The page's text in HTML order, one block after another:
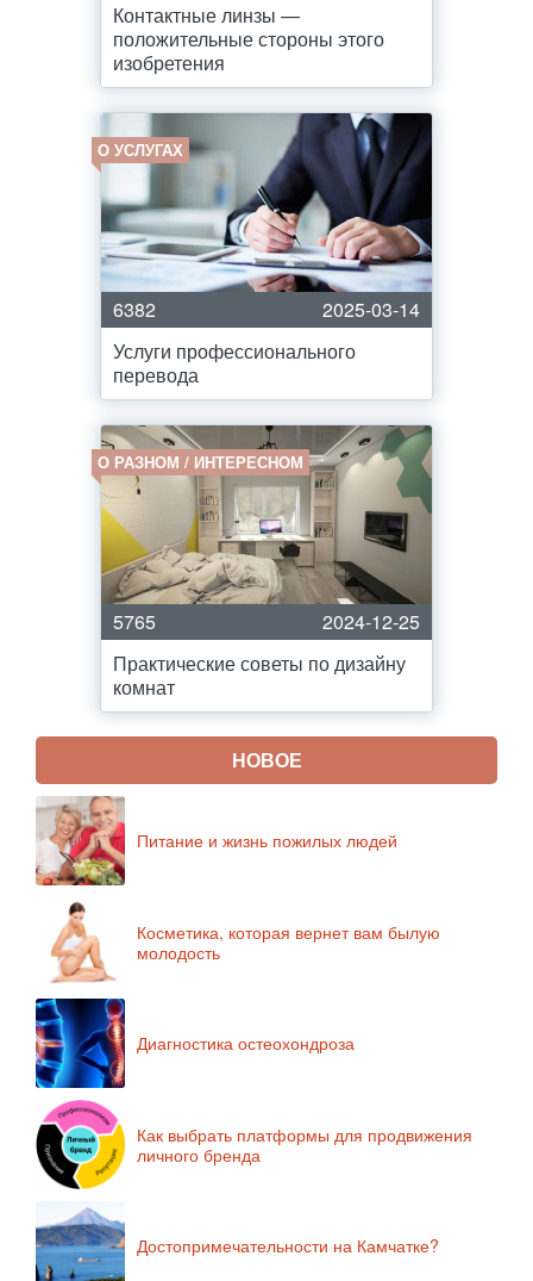
Контактные линзы —
положительные стороны этого
изобретения
О УСЛУГАХ
6382
2025-03-14
Услуги профессионального
перевода
О РАЗНОМ / ИНТЕРЕСНОМ
5765
2024-12-25
Практические советы по дизайну
комнат
НОВОЕ
Питание и жизнь пожилых людей
Косметика, которая вернет вам былую
молодость
Диагностика остеохондроза
Как выбрать платформы для продвижения
личного бренда
Достопримечательности на Камчатке?